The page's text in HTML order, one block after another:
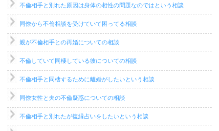
不倫相手と別れた原因は身体の相性の問題なのではという相談
同僚から不倫相談を受けていて困ってる相談
親が不倫相手との再婚についての相談
不倫していて同棲している彼についての相談
不倫相手と同棲するために離婚がしたいという相談
同僚女性と夫の不倫疑惑についての相談
不倫相手と別れたが復縁占いをしたいという相談